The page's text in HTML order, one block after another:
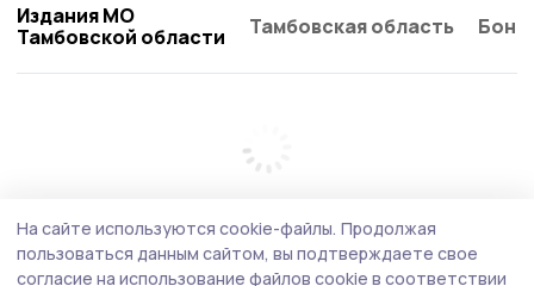
Издания МО
Тамбовской области
Тамбовская область
На сайте используются cookie-файлы. Продолжая
пользоваться данным сайтом, вы подтверждаете свое
согласие на использование файлов cookie в соответствии